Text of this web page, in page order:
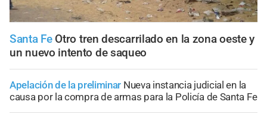
Santa Fe Otro tren descarrilado en la zona oeste y
un nuevo intento de saqueo
Apelación de la preliminar Nueva instancia judicial en la
causa por la compra de armas para la Policía de Santa Fe